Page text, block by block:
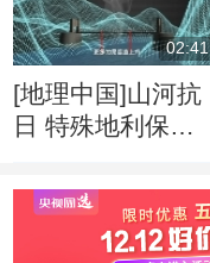
02:41
[地理中国]山河抗
日 特殊地利保护